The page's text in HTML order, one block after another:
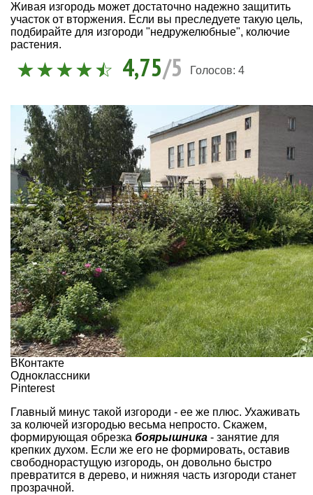
Живая изгородь может достаточно надежно защитить
участок от вторжения. Если вы преследуете такую цель,
подбирайте для изгороди "недружелюбные", колючие
растения.
4,75/5 Голосов: 4
ВКонтакте
Одноклассники
Pinterest
Главный минус такой изгороди - ее же плюс. Ухаживать
за колючей изгородью весьма непросто. Скажем,
формирующая обрезка боярышника - занятие для
крепких духом. Если же его не формировать, оставив
свободнорастущую изгородь, он довольно быстро
превратится в дерево, и нижняя часть изгороди станет
прозрачной.